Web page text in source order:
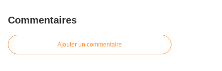
Commentaires
Ajouter un commentaire